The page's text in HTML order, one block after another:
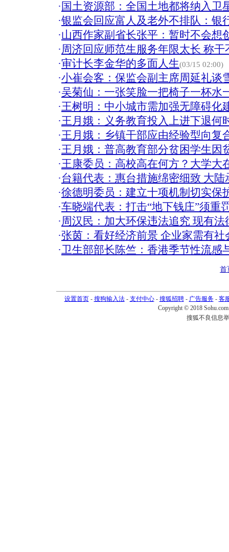
· 国土资源部：全国土地都将纳入卫
·银监会回应富人及老外不排队：银
·山西作家副省长张平：暂时不会想
·周济回应师范生服务年限太长 称干
·审计长李金华的多面人生(03/15 02:00)
·小崔会客：保监会副主席周延礼谈
·吴菊仙：一张笑脸一把椅子一杯水
·王树明：中小城市需加强无障碍化
·王月娥：义务教育投入上进下退何
·王月娥：乡镇干部应由经验型向复
·王月娥：普高教育部分贫困学生因
·王康委员：高校高在何方？大学大
·台籍代表：惠台措施绵密细致 大陆
·徐德明委员：建立十项机制切实保
·车晓端代表：打击“地下钱庄”须重
·周汉民：加大环保违法追究 现有法
·张茵：看好经济前景 企业家需有社
·卫生部部长陈竺：香港季节性流感
首
设置首页- 搜狗输入法- 支付中心- 搜狐招聘- 广告服务- 客
Copyright © 2018
搜狐不良信息